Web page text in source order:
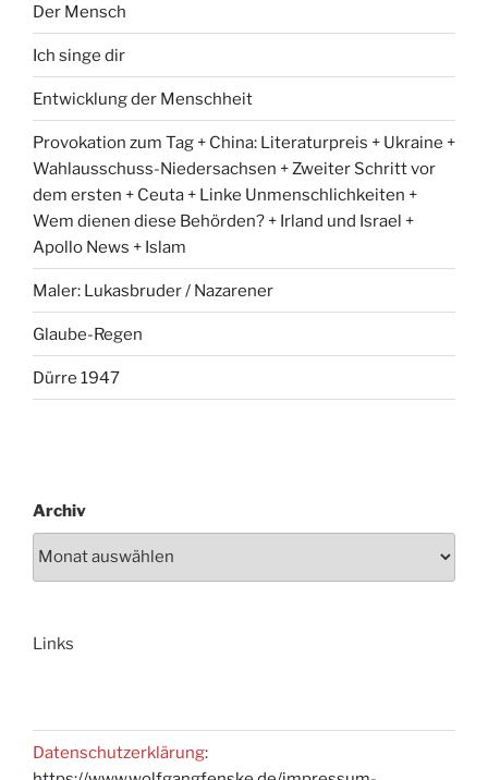
Der Mensch
Ich singe dir
Entwicklung der Menschheit
Provokation zum Tag + China: Literaturpreis + Ukraine +
Wahlausschuss-Niedersachsen + Zweiter Schritt vor
dem ersten + Ceuta + Linke Unmenschlichkeiten +
Wem dienen diese Behörden? + Irland und Israel +
Apollo News + Islam
Maler: Lukasbruder / Nazarener
Glaube-Regen
Dürre 1947
Archiv
Links
Datenschutzerklärung: